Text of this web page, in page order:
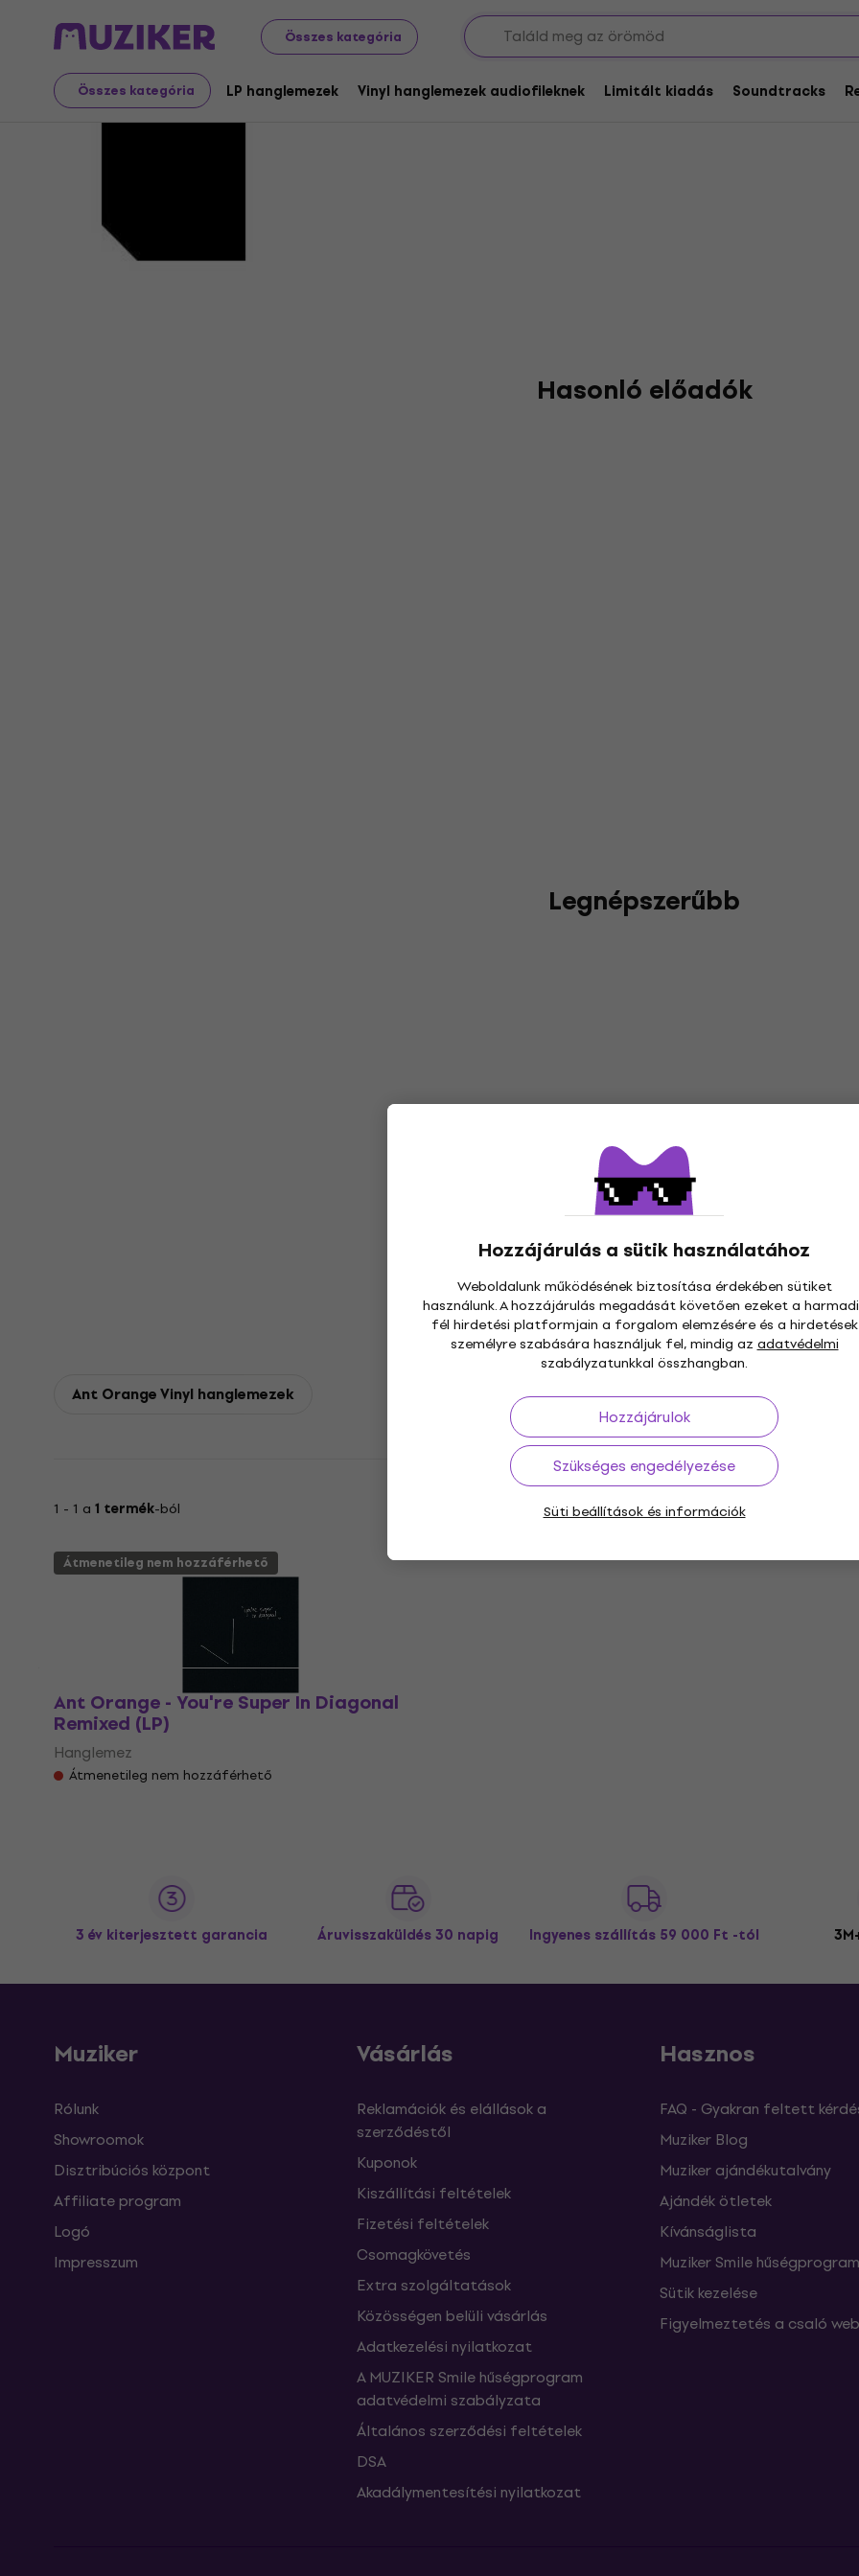
Összes kategória
Összes kategória LP hanglemezek Vinyl hanglemezek audiofileknek Limitált kiadás Soundtracks
Hozzájárulás a sütik használatához
Weboldalunk működésének biztosítása érdekében sütiket
használunk. A hozzájárulás megadását követően ezeket a
fél hirdetési platformjain a forgalom elemzésére és a hirdetések
személyre szabására használjuk fel, mindig az adatvédelmi
szabályzatunkkal összhangban.
Hozzájárulok
Szükséges engedélyezése
Süti beállítások és információk
Ant Orange
Hasonló előadók
Legnépszerűbb
Ant Orange Vinyl hanglemezek
1 - 1 a 1 termék-ból
Átmenetileg nem hozzáférhető
Ant Orange - You're Super In Diagonal
Remixed (LP)
Hanglemez
Átmenetileg nem hozzáférhető
3 év kiterjesztett garancia Áruvisszaküldés 30 napig Ingyenes szállítás 59 000 Ft -tól
Muziker
Rólunk
Showroomok
Disztribúciós központ
Affiliate program
Logó
Impresszum
Vásárlás
Reklamációk és elállások a
szerződéstől
Kuponok
Kiszállítási feltételek
Fizetési feltételek
Csomagkövetés
Extra szolgáltatások
Közösségen belüli vásárlás
Adatkezelési nyilatkozat
A MUZIKER Smile hűségprogram
adatvédelmi szabályzata
Általános szerződési feltételek
DSA
Akadálymentesítési nyilatkozat
Hasznos
FAQ - Gyakran feltett
Muziker Blog
Muziker ajándékutalvány
Ajándék ötletek
Kívánságlista
Muziker Smile hűségprogram
Sütik kezelése
Figyelmeztetés a csaló